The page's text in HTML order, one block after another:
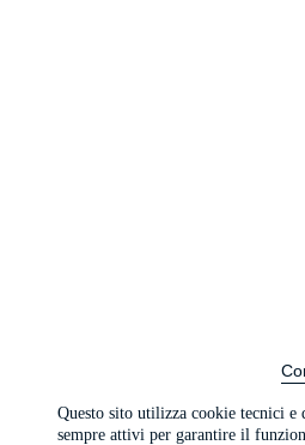
Questo sito utilizza cookie tecnici e
sempre attivi per garantire il